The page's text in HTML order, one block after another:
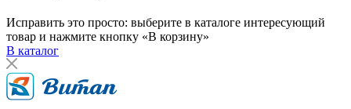
Исправить это просто: выберите в каталоге интересующий
товар и нажмите кнопку «В корзину»
В каталог